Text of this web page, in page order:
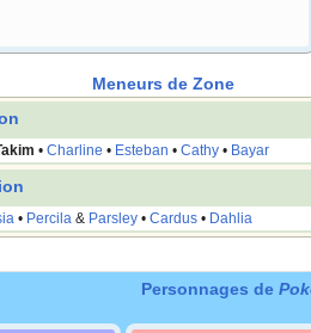
Meneurs de Zone
• Charline • Esteban • Cathy • Bayar
• Percila & Parsley • Cardus • Dahlia
Personnages de